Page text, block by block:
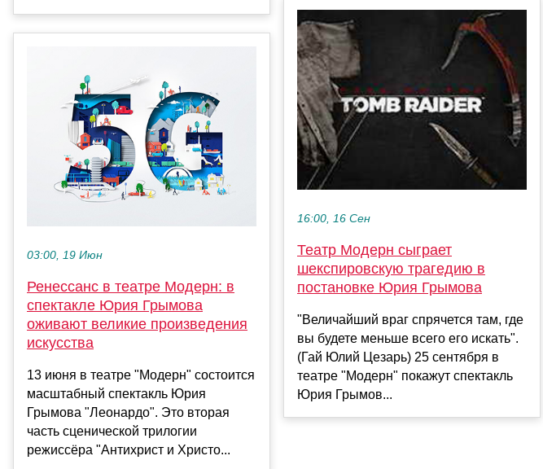
03:00, 19 Июн
Ренессанс в театре Модерн: в
спектакле Юрия Грымова
оживают великие произведения
искусства
13 июня в театре "Модерн" состоится
масштабный спектакль Юрия
Грымова "Леонардо". Это вторая
часть сценической трилогии
режиссёра "Антихрист и Христо...
16:00, 16 Сен
Театр Модерн сыграет
шекспировскую трагедию в
постановке Юрия Грымова
"Величайший враг спрячется там, где
вы будете меньше всего его искать".
(Гай Юлий Цезарь) 25 сентября в
театре "Модерн" покажут спектакль
Юрия Грымов...